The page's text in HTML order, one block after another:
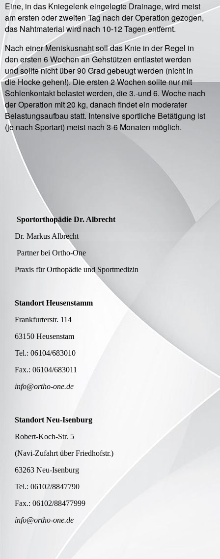
Eine, in das Kniegelenk eingelegte Drainage, wird meist
am ersten oder zweiten Tag nach der Operation gezogen,
das Nahtmaterial wird nach 10-12 Tagen entfernt.
Nach einer Meniskusnaht soll das Knie in der Regel in
den ersten 6 Wochen an Gehstützen entlastet werden
und sollte nicht über 90 Grad gebeugt werden (nicht in
die Hocke gehen!). Die ersten 2 Wochen sollte nur mit
Sohlenkontakt belastet werden, die 3.-und 6. Woche nach
der Operation mit 20 kg, danach findet ein moderater
Belastungsaufbau statt. Intensive sportliche Betätigung ist
(je nach Sportart) meist nach 3-6 Monaten möglich.
Sportorthopädie Dr. Albrecht
Dr. Markus Albrecht
Partner bei Ortho-One
Praxis für Orthopädie und Sportmedizin
Standort Heusenstamm
Frankfurterstr. 114
63150 Heusenstam
Tel.: 06104/683010
Fax.: 06104/683011
info@ortho-one.de
Standort Neu-Isenburg
Robert-Koch-Str. 5
(Navi-Zufahrt über Friedhofstr.)
63263 Neu-Isenburg
Tel.: 06102/8847790
Fax.: 06102/88477999
info@ortho-one.de